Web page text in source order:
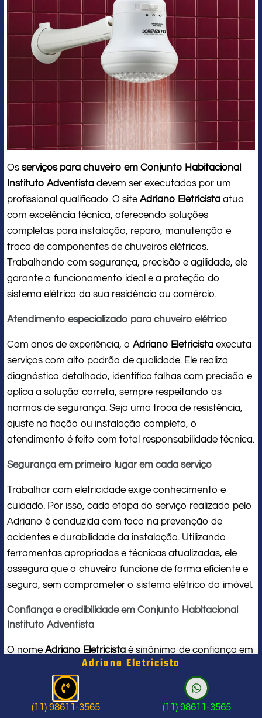
Os serviços para chuveiro em Conjunto Habitacional
Instituto Adventista devem ser executados por um
profissional qualificado. O site Adriano Eletricista atua
com excelência técnica, oferecendo soluções
completas para instalação, reparo, manutenção e
troca de componentes de chuveiros elétricos.
Trabalhando com segurança, precisão e agilidade, ele
garante o funcionamento ideal e a proteção do
sistema elétrico da sua residência ou comércio.
Atendimento especializado para chuveiro elétrico
Com anos de experiência, o Adriano Eletricista executa
serviços com alto padrão de qualidade. Ele realiza
diagnóstico detalhado, identifica falhas com precisão e
aplica a solução correta, sempre respeitando as
normas de segurança. Seja uma troca de resistência,
ajuste na fiação ou instalação completa, o
atendimento é feito com total responsabilidade técnica.
Segurança em primeiro lugar em cada serviço
Trabalhar com eletricidade exige conhecimento e
cuidado. Por isso, cada etapa do serviço realizado pelo
Adriano é conduzida com foco na prevenção de
acidentes e durabilidade da instalação. Utilizando
ferramentas apropriadas e técnicas atualizadas, ele
assegura que o chuveiro funcione de forma eficiente e
segura, sem comprometer o sistema elétrico do imóvel.
Confiança e credibilidade em Conjunto Habitacional
Instituto Adventista
O nome Adriano Eletricista é sinônimo de confiança em
Conjunto Habitacional Instituto Adventista. Seu
compromisso com a qualidade e a satisfação do
cliente o torna uma referência local em
serviços para
chuveiro elétrico. Ao contratar seus serviços, você
Adriano Eletricista
(11) 98611-3565 (11) 98611-3565